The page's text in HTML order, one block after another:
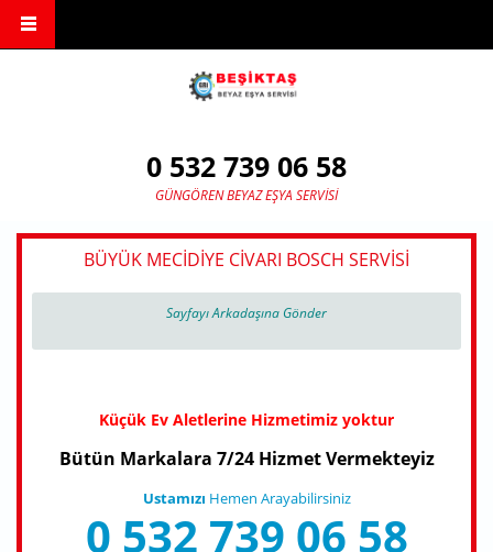
0 532 739 06 58
GÜNGÖREN BEYAZ EŞYA SERVISI
BÜYÜK MECIDIYE CIVARI BOSCH SERVISI
Sayfayı Arkadaşına Gönder
Küçük Ev Aletlerine Hizmetimiz yoktur
Bütün Markalara 7/24 Hizmet Vermekteyiz
Ustamızı Hemen Arayabilirsiniz
0 532 739 06 58